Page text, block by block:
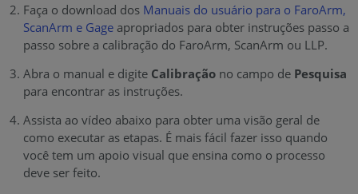
Faça o download dos Manuais do usuário para o FaroArm,
ScanArm e Gageapropriados para obter instruções passo a
passo sobre a calibração do FaroArm, ScanArm ou LLP.
Abra o manual e digite Calibração no campo de Pesquisa
para encontrar as instruções.
Assista ao vídeo abaixo para obter uma visão geral de
como executar as etapas. É mais fácil fazer isso quando
você tem um apoio visual que ensina como o processo
deve ser feito.